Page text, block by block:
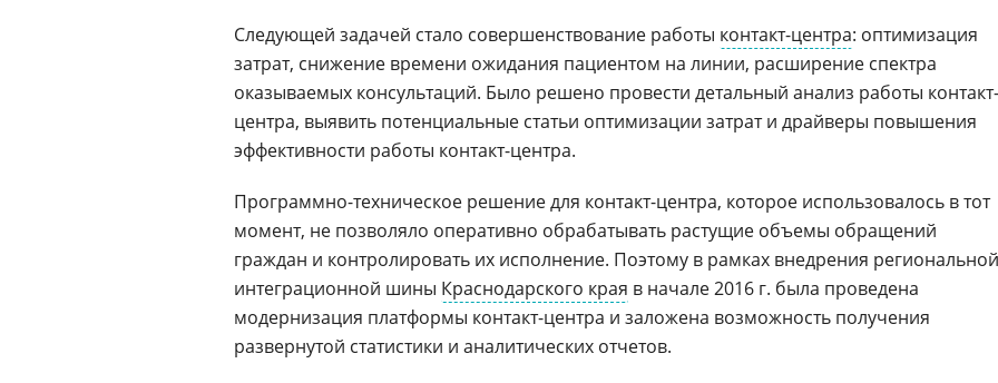
Следующей задачей стало совершенствование работы контакт-центра: оптимизация
затрат, снижение времени ожидания пациентом на линии, расширение спектра
оказываемых консультаций. Было решено провести детальный анализ работы контакт-
центра, выявить потенциальные статьи оптимизации затрат и драйверы повышения
эффективности работы контакт-центра.
Программно-техническое решение для контакт-центра, которое использовалось в тот
момент, не позволяло оперативно обрабатывать растущие объемы обращений
граждан и контролировать их исполнение. Поэтому в рамках внедрения региональной
интеграционной шины Краснодарского края в начале 2016 г. была проведена
модернизация платформы контакт-центра и заложена возможность получения
развернутой статистики и аналитических отчетов.